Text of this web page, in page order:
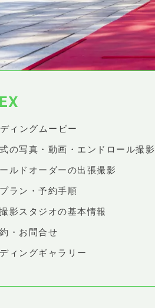
ィングムービー
の写真・動画・エンドロール撮影
ルドオーダーの出張撮影
ラン・予約手順
影スタジオの基本情報
・お問合せ
ィングギャラリー